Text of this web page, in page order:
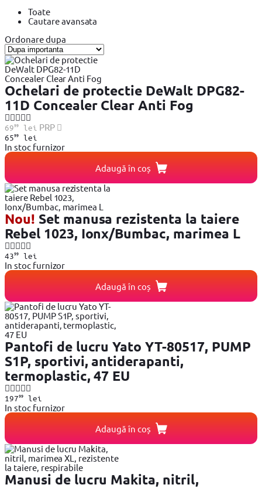
Toate
Cautare avansata
Ordonare dupa
Ochelari de protectie DeWalt DPG82-
11D Concealer Clear Anti Fog
6999lei PRP
6599lei
In stoc furnizor
Adaugă în coș
Nou! Set manusa rezistenta la taiere
Rebel 1023, Ionx/Bumbac, marimea L
4399lei
In stoc furnizor
Adaugă în coș
Pantofi de lucru Yato YT-80517, PUMP
S1P, sportivi, antiderapanti,
termoplastic, 47 EU
19799lei
In stoc furnizor
Adaugă în coș
Manusi de lucru Makita, nitril,